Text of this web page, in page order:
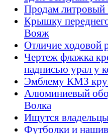
Продам литровый
Крышку
Вояж
Отличие ходовой
Чертеж флажка
надписью урал у
Эмблему КМЗ
Алюминиевый
Волка
Ищутся
Футболки и